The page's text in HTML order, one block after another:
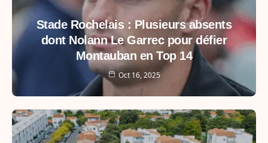
Stade Rochelais : Plusieurs absents
dont Nolann Le Garrec pour défier
Montauban en Top 14
Oct 16, 2025